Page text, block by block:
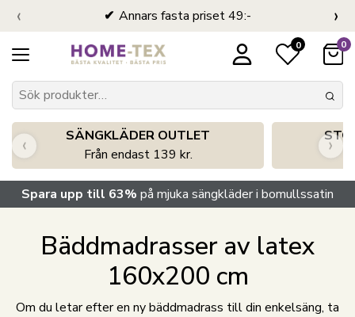
Annars fasta priset 49:-
‹ ›
0 0
SÄNGKLÄDER OUTLET
Från endast 139 kr.
‹ ›
Spara upp till 63% på mjuka sängkläder i bomullssatin
Bäddmadrasser av latex
160x200 cm
Om du letar efter en ny bäddmadrass till din enkelsäng, ta